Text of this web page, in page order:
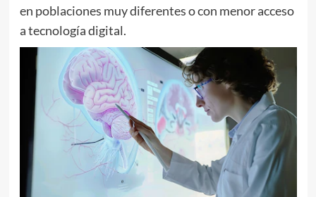
en poblaciones muy diferentes o con menor acceso
a tecnología digital.